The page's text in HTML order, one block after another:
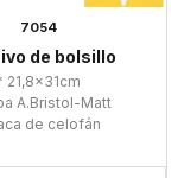
7054
de bolsillo
21,8x31cm
A.Bristol-Matt
de celofán